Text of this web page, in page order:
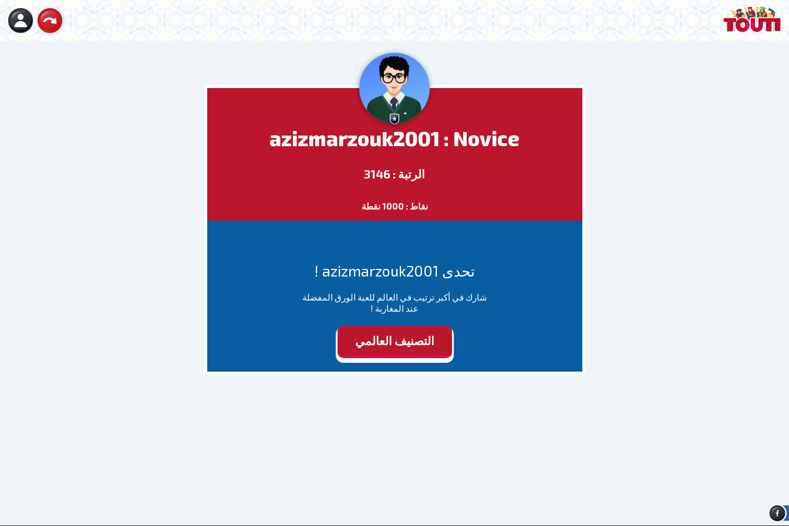
azizmarzouk2001 : Novice
الرتبة : 3146
نقاط : 1000 نقطة
تحدى azizmarzouk2001 !
شارك في أكبر ترتيب في العالم للعبة الورق المفضلة
عند المغاربة !
التصنيف العالمي